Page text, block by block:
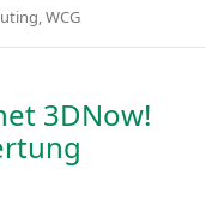
WCG
3DNow!